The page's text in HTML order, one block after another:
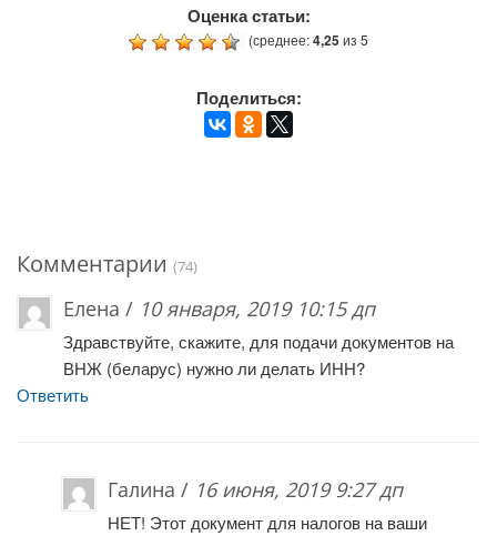
Оценка статьи:
(среднее:4,25из 5
Поделиться:
Комментарии (74)
Елена / 10 января, 2019 10:15 дп
Здравствуйте, скажите, для подачи документов на
ВНЖ (беларус) нужно ли делать ИНН?
Ответить
Галина / 16 июня, 2019 9:27 дп
НЕТ! Этот документ для налогов на ваши